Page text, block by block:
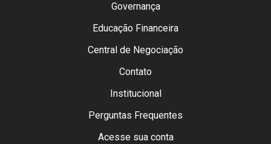
Governança
Educação Financeira
Central de Negociação
Contato
Institucional
Perguntas Frequentes
Acesse sua conta